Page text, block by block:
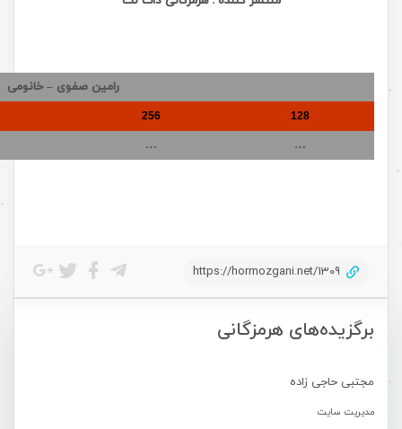
برگزیده‌های هرمزگانی
مجتبی حاجی زاده
مدیریت سایت
رامین صفوی – خانومی
128
256
…
…
https://hormozgani.net/1309